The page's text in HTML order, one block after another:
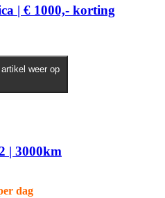
| € 1000,- korting
weer op
| 3000km
dag